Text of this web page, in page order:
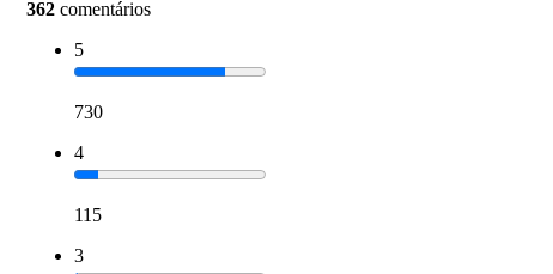
362 comentários
5
730
4
115
3